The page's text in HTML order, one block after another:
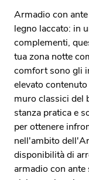
Armadio con
legno laccato: in
complementi,
tua zona notte
comfort sono gli
elevato
muro classici del
stanza pratica e
per ottenere
nell'ambito
disponibilità di
armadio con